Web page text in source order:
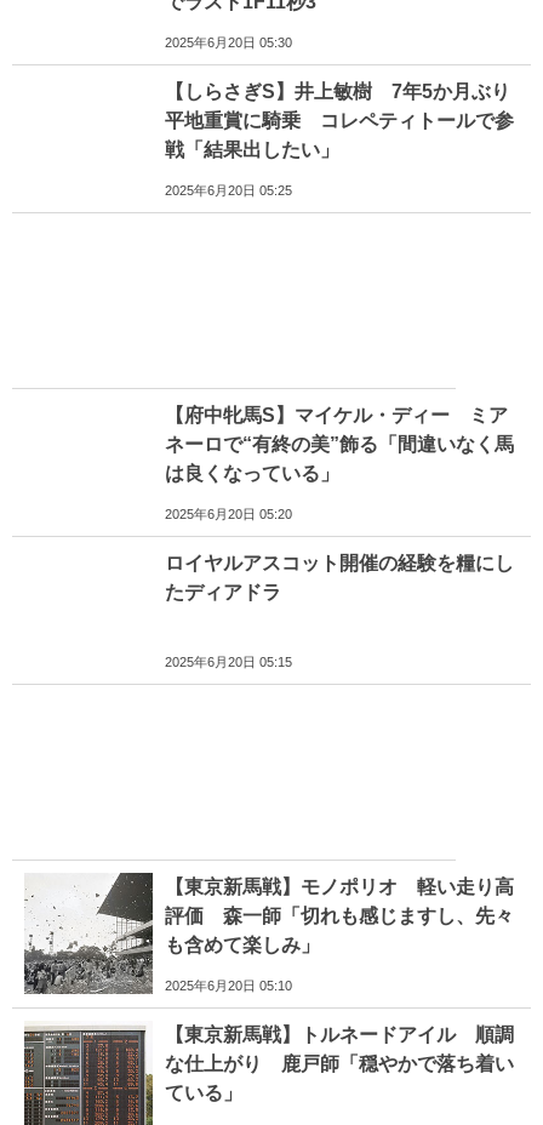
2025年6月20日 05:30
【しらさぎS】井上敏樹 7年5か月ぶり
平地重賞に騎乗 コレペティトールで参
戦「結果出したい」
2025年6月20日 05:25
【府中牝馬S】マイケル・ディー ミア
ネーロで“有終の美”飾る「間違いなく馬
は良くなっている」
2025年6月20日 05:20
ロイヤルアスコット開催の経験を糧にし
たディアドラ
2025年6月20日 05:15
【東京新馬戦】モノポリオ 軽い走り高
評価 森一師「切れも感じますし、先々
も含めて楽しみ」
2025年6月20日 05:10
【東京新馬戦】トルネードアイル 順調
な仕上がり 鹿戸師「穏やかで落ち着い
ている」